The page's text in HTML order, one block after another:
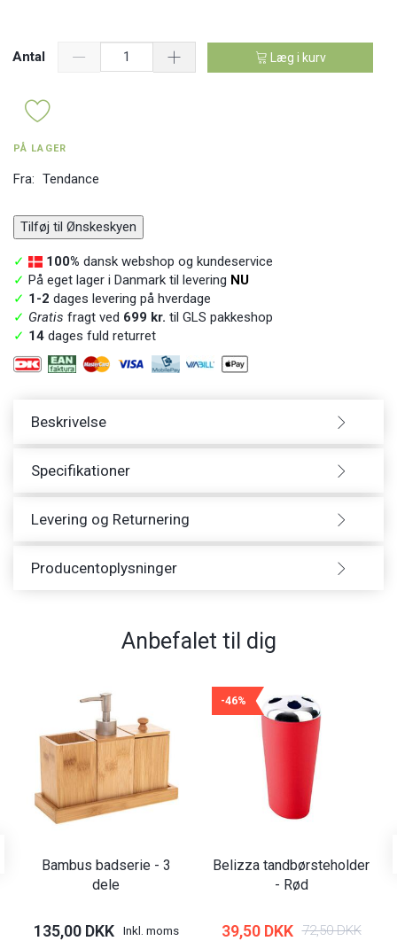
Antal Læg i kurv
PÅ LAGER
Fra: Tendance
Tilføj til Ønskeskyen
✓ 100% dansk webshop og kundeservice
✓ På eget lager i Danmark til levering NU
✓ 1-2 dages levering på hverdage
✓ Gratis fragt ved 699 kr. til GLS pakkeshop
✓ 14 dages fuld returret
Beskrivelse
Specifikationer
Levering og Returnering
Producentoplysninger
Anbefalet til dig
Bambus badserie - 3
dele
135,00 DKK Inkl. moms
-46%
Belizza tandbørsteholder
- Rød
39,50 DKK 72,50 DKK